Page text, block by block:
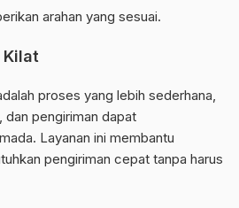
arahan yang sesuai.
Kilat
proses yang lebih sederhana,
dan pengiriman dapat
Layanan ini membantu
pengiriman cepat tanpa harus